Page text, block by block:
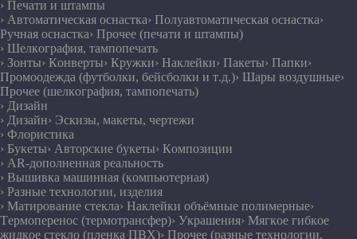
› Печати и штампы
› Автоматическая оснастка› Полуавтоматическая оснастка›
Ручная оснастка› Прочее (печати и штампы)
› Шелкография, тампопечать
› Зонты› Конверты› Кружки› Наклейки› Пакеты› Папки›
Промоодежда (футболки, бейсболки и т.д.)› Шары воздушные›
Прочее (шелкография, тампопечать)
› Дизайн
› Дизайн› Эскизы, макеты, чертежи
› Флористика
› Букеты› Авторские букеты› Композиции
› AR-дополненная реальность
› Вышивка машинная (компьютерная)
› Разные технологии, изделия
› Матирование стекла› Наклейки объёмные полимерные›
Термоперенос (термотрансфер)› Украшения› Мягкое гибкое
жидкое стекло (пленка ПВХ)› Прочее (разные технологии,